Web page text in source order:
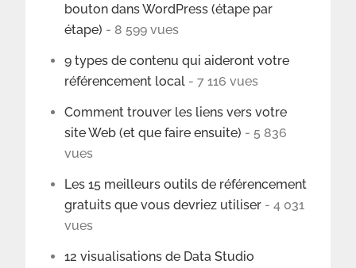
bouton dans WordPress (étape par
étape) - 8 599 vues
9 types de contenu qui aideront votre
référencement local - 7 116 vues
Comment trouver les liens vers votre
site Web (et que faire ensuite) - 5 836
vues
Les 15 meilleurs outils de référencement
gratuits que vous devriez utiliser - 4 031
vues
12 visualisations de Data Studio